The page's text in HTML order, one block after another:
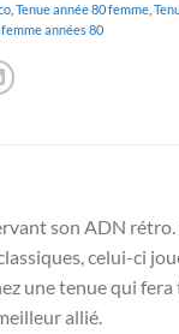
Tenue année 80 femme
années 80
son ADN
celui-ci
une tenue qui
allié.